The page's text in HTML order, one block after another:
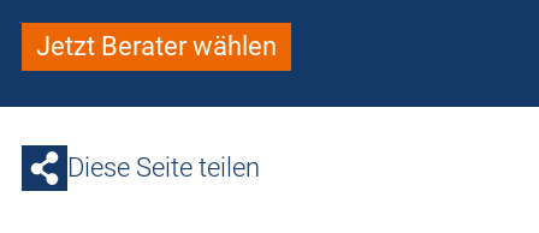
Jetzt Berater wählen
Diese Seite teilen